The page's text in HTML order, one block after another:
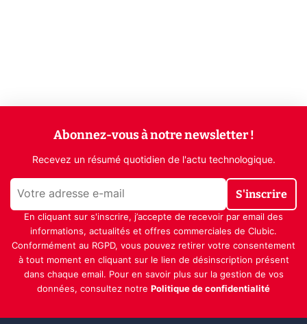
Abonnez-vous à notre newsletter !
Recevez un résumé quotidien de l'actu technologique.
S'inscrire
En cliquant sur s'inscrire, j’accepte de recevoir par email des
informations, actualités et offres commerciales de Clubic.
Conformément au RGPD, vous pouvez retirer votre consentement
à tout moment en cliquant sur le lien de désinscription présent
dans chaque email. Pour en savoir plus sur la gestion de vos
données, consultez notre Politique de confidentialité